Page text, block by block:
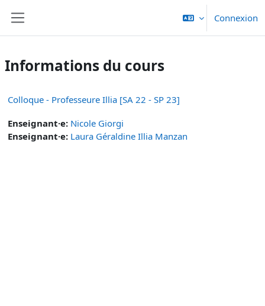
Connexion
Informations du cours
Colloque - Professeure Illia [SA 22 - SP 23]
Enseignant·e: Nicole Giorgi
Enseignant·e: Laura Géraldine Illia Manzan